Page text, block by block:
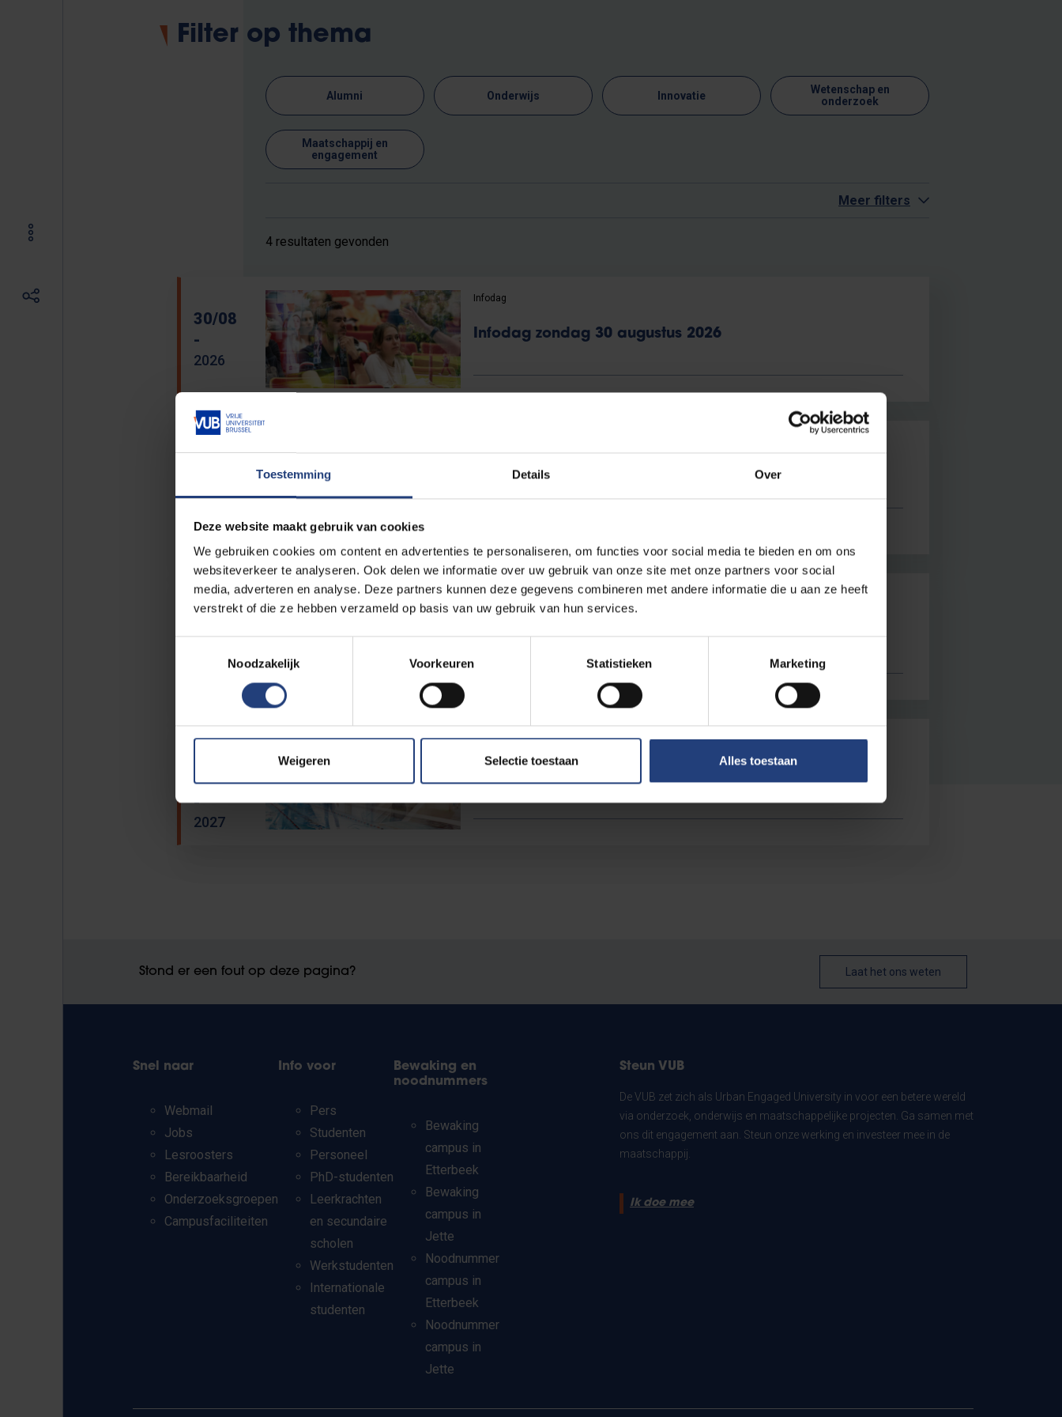
Toestemming Details Over
Deze website maakt gebruik van cookies
We gebruiken cookies om content en advertenties te personaliseren, om functies voor social media te bieden en om ons
websiteverkeer te analyseren. Ook delen we informatie over uw gebruik van onze site met onze partners voor social
media, adverteren en analyse. Deze partners kunnen deze gegevens combineren met andere informatie die u aan ze heeft
verstrekt of die ze hebben verzameld op basis van uw gebruik van hun services.
Noodzakelijk
Voorkeuren Statistieken Marketing
Weigeren Selectie toestaan Alles toestaan
Filter op thema
Alumni Onderwijs Innovatie
Wetenschap en
onderzoek
Maatschappij en
engagement
Meer filters
4 resultaten gevonden
30/08
-
2026
Infodag
Infodag zondag 30 augustus 2026
07/10
2026
EXPO | MABABU van Pamela Tulizo
03/11
tot en met
06/11
Openlesdagen
08/02
12/02
-
2027
Openlesdagen
Stond er een fout op deze pagina? Laat het ons weten
Snel naar
Webmail
Jobs
Lesroosters
Bereikbaarheid
Onderzoeksgroepen
Campusfaciliteiten
Info voor
Pers
Studenten
Personeel
PhD-studenten
Leerkrachten
en secundaire
scholen
Werkstudenten
Internationale
studenten
Bewaking en
noodnummers
Bewaking
campus in
Etterbeek
Bewaking
campus in
Jette
Noodnummer
campus in
Etterbeek
Noodnummer
campus in
Jette
Steun VUB
De VUB zet zich als Urban Engaged University in voor een betere wereld
via onderzoek, onderwijs en maatschappelijke projecten. Ga samen met
ons dit engagement aan. Steun onze werking en investeer mee in de
maatschappij.
Ik doe mee